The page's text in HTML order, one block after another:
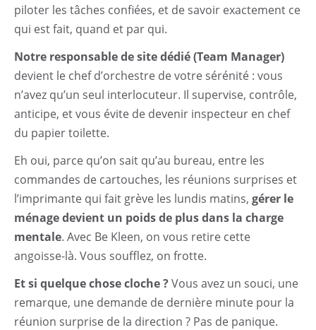
piloter les tâches confiées, et de savoir exactement ce
qui est fait, quand et par qui.
Notre responsable de site dédié (Team Manager)
devient le chef d’orchestre de votre sérénité : vous
n’avez qu’un seul interlocuteur. Il supervise, contrôle,
anticipe, et vous évite de devenir inspecteur en chef
du papier toilette.
Eh oui, parce qu’on sait qu’au bureau, entre les
commandes de cartouches, les réunions surprises et
l’imprimante qui fait grève les lundis matins, gérer le
ménage devient un poids de plus dans la charge
mentale. Avec Be Kleen, on vous retire cette
angoisse-là. Vous soufflez, on frotte.
Et si quelque chose cloche ?Vous avez un souci, une
remarque, une demande de dernière minute pour la
réunion surprise de la direction ? Pas de panique.
Entretien Prestige
Démarche RSE
Contact